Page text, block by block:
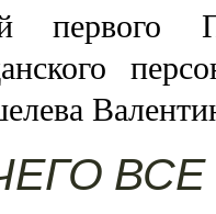
первого